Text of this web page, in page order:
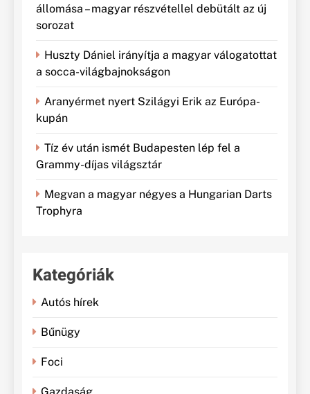
állomása – magyar részvétellel debütált az új
sorozat
Huszty Dániel irányítja a magyar válogatottat
a socca-világbajnokságon
Aranyérmet nyert Szilágyi Erik az Európa-
kupán
Tíz év után ismét Budapesten lép fel a
Grammy-díjas világsztár
Megvan a magyar négyes a Hungarian Darts
Trophyra
Kategóriák
Autós hírek
Bűnügy
Foci